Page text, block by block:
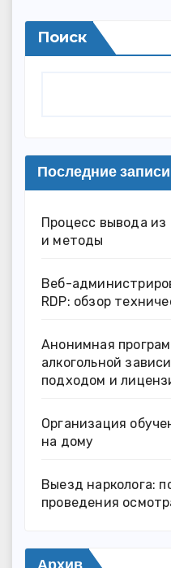
Поиск
Последние записи
Процесс вывода из
и методы
Веб-
RDP: обзор
Анонимная
алкогольной
подходом и
Организация
на дому
Выезд нарколога:
проведения
Архив